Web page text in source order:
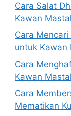
Cara Salat
Kawan
Cara
untuk Kawan
Cara
Kawan
Cara
Mematikan